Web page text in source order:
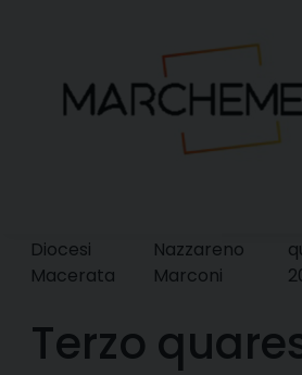
Diocesi
Macerata
Nazzareno
Marconi
Terzo